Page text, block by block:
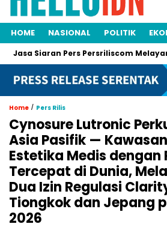
HOME NASIONAL POLITIK
Pers Persriliscom Melayani
Home / Pers Rilis
Cynosure Lutronic
Asia Pasifik —
Estetika Medis dengan
Tercepat di Dunia,
Dua Izin Regulasi
Tiongkok dan Jepang
2026